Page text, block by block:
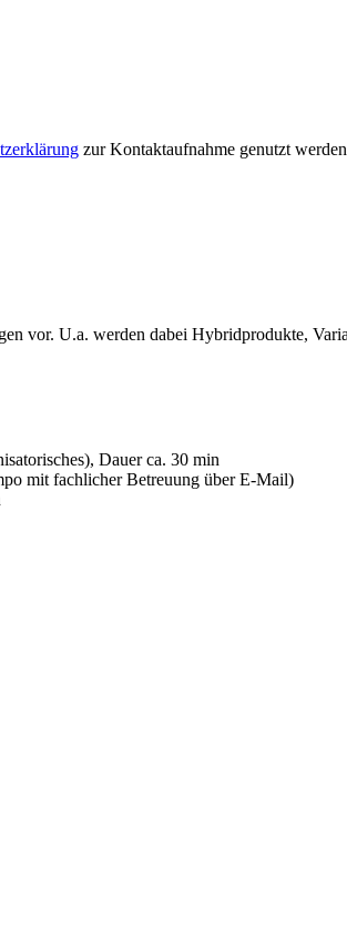
zur Kontaktaufnahme genutzt
vor. U.a. werden dabei Hybridprodukte,
Dauer ca. 30 min
mit fachlicher Betreuung über E-Mail)